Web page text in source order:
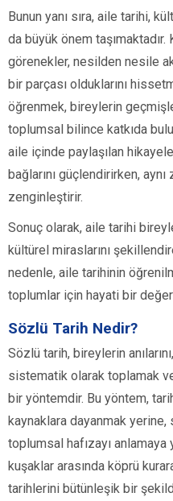
Bunun yanı sıra, aile tarihi,
da büyük önem
görenekler, nesilden nesile
bir parçası olduklarını
öğrenmek, bireylerin
toplumsal bilince katkıda
aile içinde paylaşılan
bağlarını güçlendirirken,
zenginleştirir.
Sonuç olarak, aile tarihi
kültürel miraslarını
nedenle, aile tarihinin
toplumlar için hayati bir
Sözlü Tarih Nedir?
Sözlü tarih, bireylerin
sistematik olarak toplamak
bir yöntemdir. Bu yöntem,
kaynaklara dayanmak yerine,
toplumsal hafızayı anlamaya
kuşaklar arasında köprü
tarihlerini bütünleşik bir